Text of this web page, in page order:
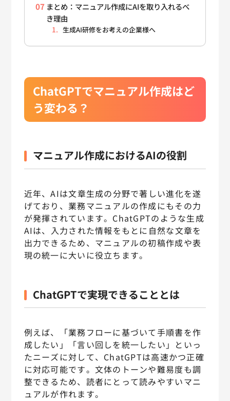
まとめ：マニュアル作成にAIを取り入れるべ
き理由
生成AI研修をお考えの企業様へ
ChatGPTでマニュアル作成はど
う変わる？
マニュアル作成におけるAIの役割
近年、AIは文章生成の分野で著しい進化を遂
げており、業務マニュアルの作成にもその力
が発揮されています。ChatGPTのような生成
AIは、入力された情報をもとに自然な文章を
出力できるため、マニュアルの初稿作成や表
現の統一に大いに役立ちます。
ChatGPTで実現できることとは
例えば、「業務フローに基づいて手順書を作
成したい」「言い回しを統一したい」といっ
たニーズに対して、ChatGPTは高速かつ正確
に対応可能です。文体のトーンや難易度も調
整できるため、読者にとって読みやすいマニ
ュアルが作れます。